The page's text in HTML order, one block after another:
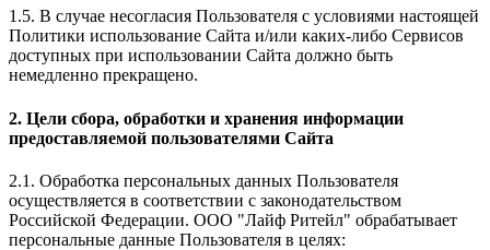
1.5. В случае несогласия Пользователя с условиями настоящей
Политики использование Сайта и/или каких-либо Сервисов
доступных при использовании Сайта должно быть
немедленно прекращено.
2. Цели сбора, обработки и хранения информации
предоставляемой пользователями Сайта
2.1. Обработка персональных данных Пользователя
осуществляется в соответствии с законодательством
Российской Федерации. ООО "Лайф Ритейл" обрабатывает
персональные данные Пользователя в целях: